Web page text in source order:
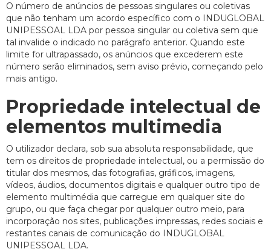
O número de anúncios de pessoas singulares ou coletivas
que não tenham um acordo específico com o INDUGLOBAL
UNIPESSOAL LDA por pessoa singular ou coletiva sem que
tal invalide o indicado no parágrafo anterior. Quando este
limite for ultrapassado, os anúncios que excederem este
número serão eliminados, sem aviso prévio, começando pelo
mais antigo.
Propriedade intelectual de
elementos multimedia
O utilizador declara, sob sua absoluta responsabilidade, que
tem os direitos de propriedade intelectual, ou a permissão do
titular dos mesmos, das fotografias, gráficos, imagens,
vídeos, áudios, documentos digitais e qualquer outro tipo de
elemento multimédia que carregue em qualquer site do
grupo, ou que faça chegar por qualquer outro meio, para
incorporação nos sites, publicações impressas, redes sociais e
restantes canais de comunicação do INDUGLOBAL
UNIPESSOAL LDA.